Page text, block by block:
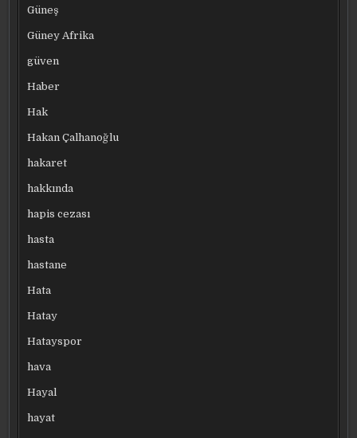
Güneş
Güney Afrika
güven
Haber
Hak
Hakan Çalhanoğlu
hakaret
hakkında
hapis cezası
hasta
hastane
Hata
Hatay
Hatayspor
hava
Hayal
hayat